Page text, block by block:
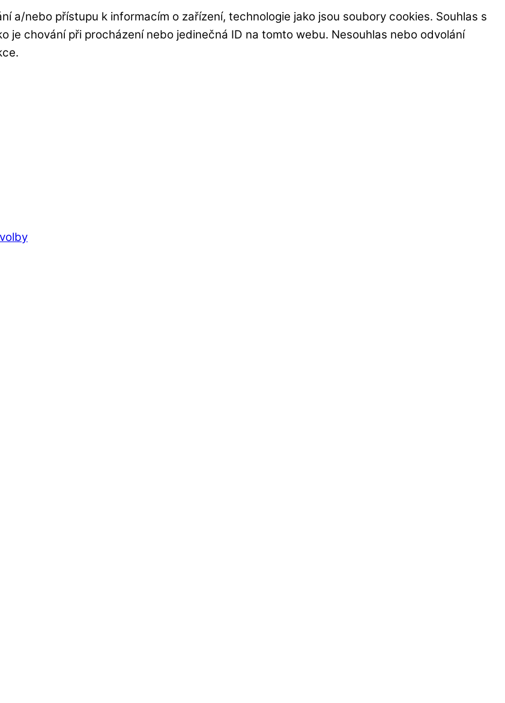
a/nebo přístupu k informacím o zařízení, technologie jako jsou soubory cookies. Souhlas s
je chování při procházení nebo jedinečná ID na tomto webu. Nesouhlas nebo odvolání